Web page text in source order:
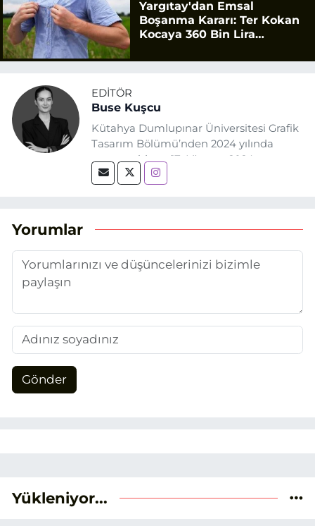
Yargıtay'dan Emsal
Boşanma Kararı: Ter Kokan
Kocaya 360 Bin Lira
EDITÖR
Buse Kuşcu
Kütahya Dumlupınar Üniversitesi Grafik
Tasarım Bölümü’nden 2024 yılında
mezun oldum. 17 Ağustos 2024
tarihinde, Grafik Tasarım alanında staj
adım attım.
Yorumlar
Gönder
Yükleniyor...